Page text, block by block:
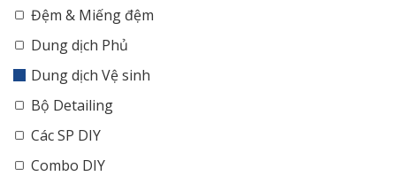
Đệm & Miếng đệm
Dung dịch Phủ
Dung dịch Vệ sinh
Bộ Detailing
Các SP DIY
Combo DIY